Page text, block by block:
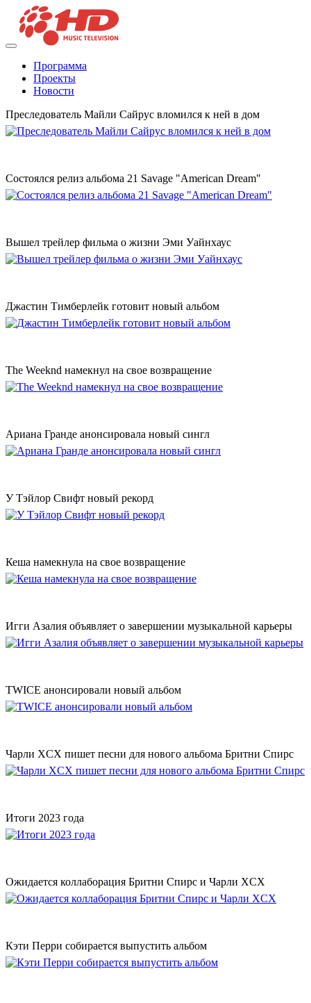
Программа
Проекты
Новости
Преследователь Майли Сайрус вломился к ней в дом
Состоялся релиз альбома 21 Savage "American Dream"
Вышел трейлер фильма о жизни Эми Уайнхаус
Джастин Тимберлейк готовит новый альбом
The Weeknd намекнул на свое возвращение
Ариана Гранде анонсировала новый сингл
У Тэйлор Свифт новый рекорд
Кеша намекнула на свое возвращение
Игги Азалия объявляет о завершении музыкальной карьеры
TWICE анонсировали новый альбом
Чарли XCX пишет песни для нового альбома Бритни Спирс
Итоги 2023 года
Ожидается коллаборация Бритни Спирс и Чарли XCX
Кэти Перри собирается выпустить альбом